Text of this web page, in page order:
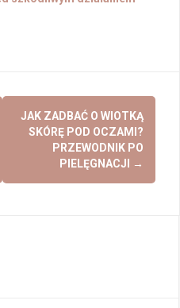
JAK ZADBAĆ O WIOTKĄ
SKÓRĘ POD OCZAMI?
PRZEWODNIK PO
PIELĘGNACJI
→